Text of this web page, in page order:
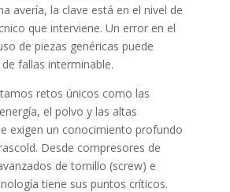
avería, la clave está en el nivel de
que interviene. Un error en el
de piezas genéricas puede
fallas interminable.
retos únicos como las
el polvo y las altas
exigen un conocimiento profundo
Desde compresores de
de tornillo (screw) e
tiene sus puntos críticos.